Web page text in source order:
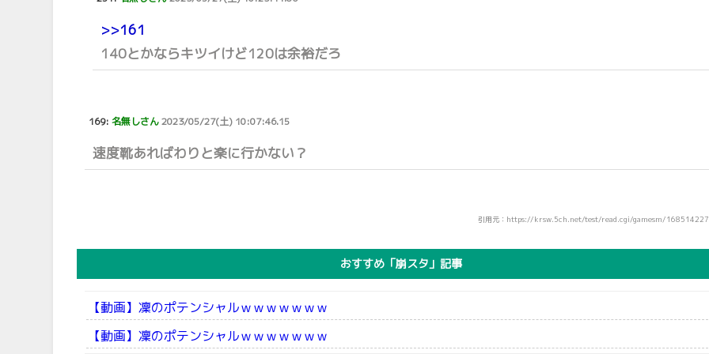
>>161
140とかならキツイけど120は余裕だろ
169:名無しさん2023/05/27(土) 10:07:46.15
速度靴あればわりと楽に行かない？
引用元：https://krsw.5ch.net/test/read.cgi/gamesm/
おすすめ「崩スタ」記事
【動画】凜のポテンシャルｗｗｗｗｗｗｗ
【動画】凜のポテンシャルｗｗｗｗｗｗｗ